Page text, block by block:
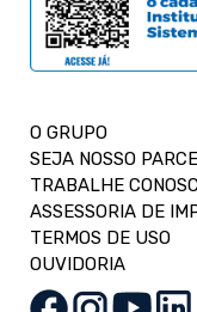
O GRUPO
SEJA NOSSO
TRABALHE
ASSESSORIA DE
TERMOS DE USO
OUVIDORIA